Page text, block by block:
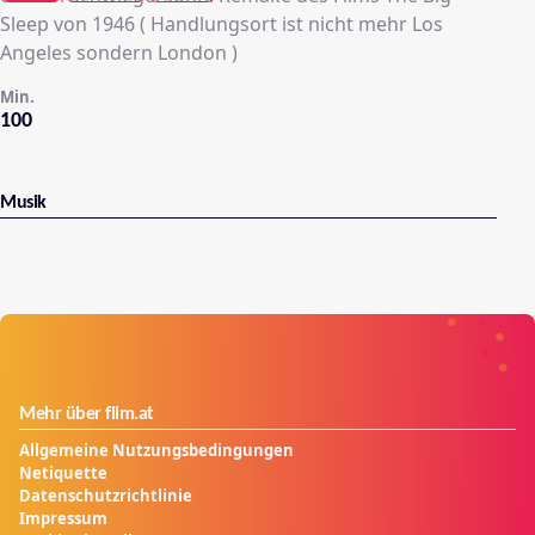
Sleep von 1946 ( Handlungsort ist nicht mehr Los
Angeles sondern London )
100
Min.
Musik
Mehr über film.at
Allgemeine Nutzungsbedingungen
Netiquette
Datenschutzrichtlinie
Impressum